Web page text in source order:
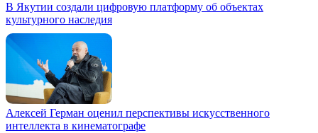
В Якутии создали цифровую платформу об объектах
культурного наследия
Алексей Герман оценил перспективы искусственного
интеллекта в кинематографе